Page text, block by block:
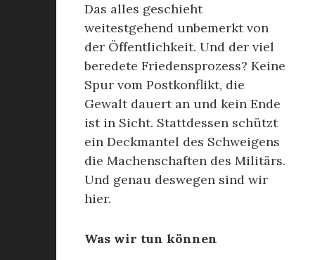
Das alles geschieht
weitestgehend unbemerkt von
der Öffentlichkeit. Und der viel
beredete Friedensprozess? Keine
Spur vom Postkonflikt, die
Gewalt dauert an und kein Ende
ist in Sicht. Stattdessen schützt
ein Deckmantel des Schweigens
die Machenschaften des Militärs.
Und genau deswegen sind wir
hier.
Was wir tun können